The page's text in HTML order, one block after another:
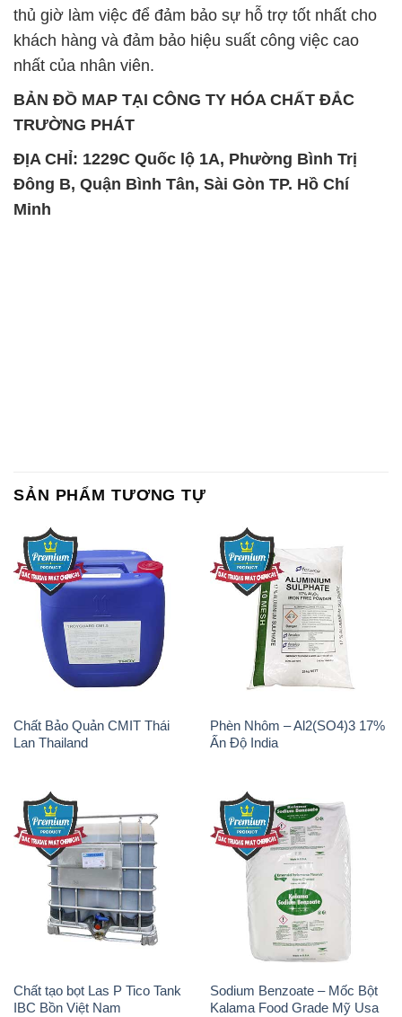
thủ giờ làm việc để đảm bảo sự hỗ trợ tốt nhất cho
khách hàng và đảm bảo hiệu suất công việc cao
nhất của nhân viên.
BẢN ĐỒ MAP TẠI CÔNG TY HÓA CHẤT ĐẮC
TRƯỜNG PHÁT
ĐỊA CHỈ: 1229C Quốc lộ 1A, Phường Bình Trị
Đông B, Quận Bình Tân, Sài Gòn TP. Hồ Chí
Minh
SẢN PHẨM TƯƠNG TỰ
Chất Bảo Quản CMIT Thái
Lan Thailand
Phèn Nhôm – Al2(SO4)3 17%
Ấn Độ India
Chất tạo bọt Las P Tico Tank
IBC Bồn Việt Nam
Sodium Benzoate – Mốc Bột
Kalama Food Grade Mỹ Usa